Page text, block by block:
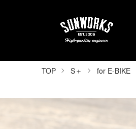
TOP S＋ for E-BIKE